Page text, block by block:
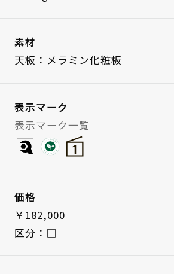
素材
天板：メラミン化粧板
表示マーク
表示マーク一覧
価格
￥182,000
区分：□